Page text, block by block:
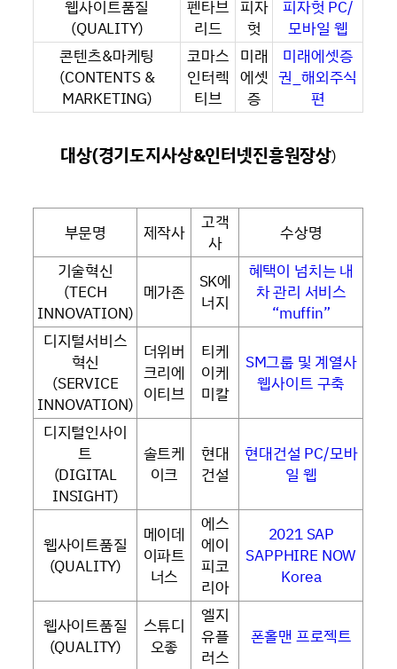
웹사이트품질
(QUALITY)
펜타브
리드
피자
헛
피자헛 PC/
모바일 웹
콘텐츠&마케팅
(CONTENTS &
MARKETING)
코마스
인터렉
티브
미래
에셋
증
미래에셋증
권_해외주식
편
대상(경기도지사상&인터넷진흥원장상)
부문명 제작사
고객
사
수상명
기술혁신
(TECH
INNOVATION)
메가존
SK에
너지
혜택이 넘치는 내
차 관리 서비스
“muffin”
디지털서비스
혁신
(SERVICE
INNOVATION)
더위버
크리에
이티브
티케
이케
미칼
SM그룹 및 계열사
웹사이트 구축
디지털인사이
트
(DIGITAL
INSIGHT)
솔트케
이크
현대
건설
현대건설 PC/모바
일 웹
웹사이트품질
(QUALITY)
메이데
이파트
너스
에스
에이
피코
리아
2021 SAP
SAPPHIRE NOW
Korea
웹사이트품질
(QUALITY)
스튜디
오좋
엘지
유플
러스
폰홀맨 프로젝트